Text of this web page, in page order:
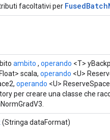
facoltativi per FusedBatch
ambito , operando <T>
scala, operando <U>
operando <U>
per creare una classe che
(Stringa dataFormat)